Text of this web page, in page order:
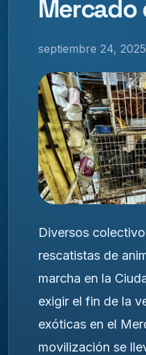
Mercado
septiembre 24, 2025
Diversos
rescatistas de
marcha en la
exigir el fin de la
exóticas en el
movilización se